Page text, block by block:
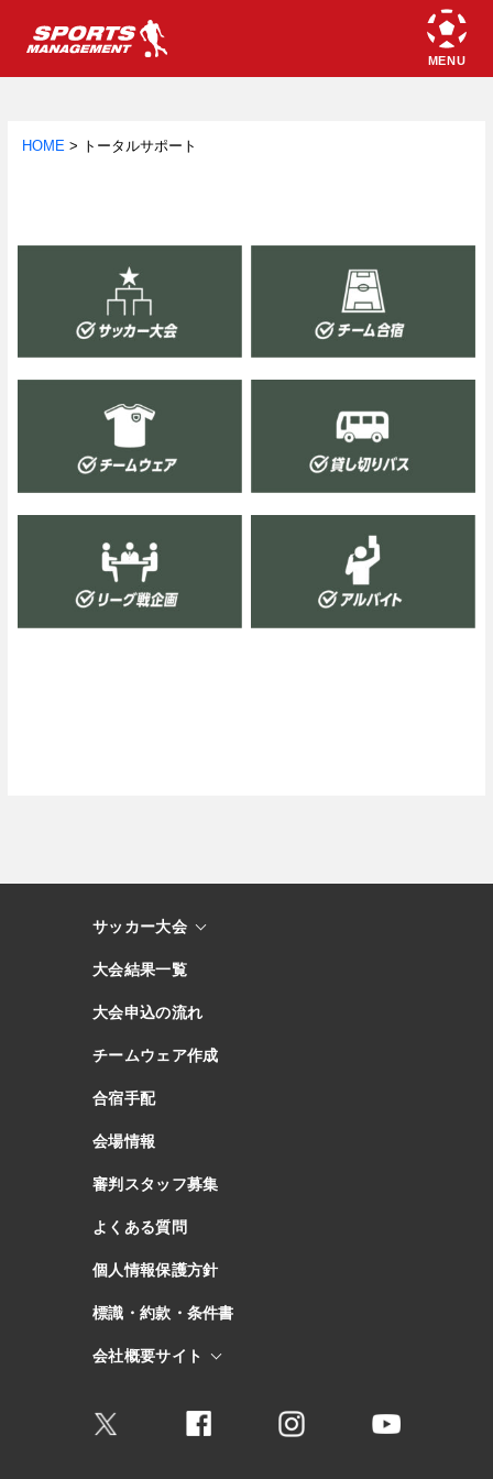
HOME > トータルサポート
サッカー大会
大会結果一覧
大会申込の流れ
チームウェア作成
合宿手配
会場情報
審判スタッフ募集
よくある質問
個人情報保護方針
標識・約款・条件書
会社概要サイト